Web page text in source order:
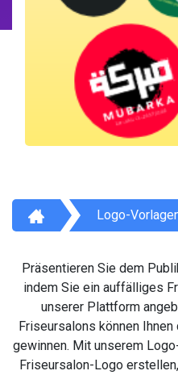
Logo-
Präsentieren Sie dem
indem Sie ein auffälliges
unserer Plattform
Friseursalons können
gewinnen. Mit unserem
Friseursalon-Logo